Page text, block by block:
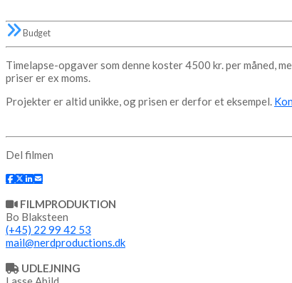
Budget
Timelapse-opgaver som denne koster 4500 kr. per måned,
priser er ex moms.
Projekter er altid unikke, og prisen er derfor et eksempel.
Del filmen
FILMPRODUKTION
Bo Blaksteen
(+45) 22 99 42 53
mail@nerdproductions.dk
UDLEJNING